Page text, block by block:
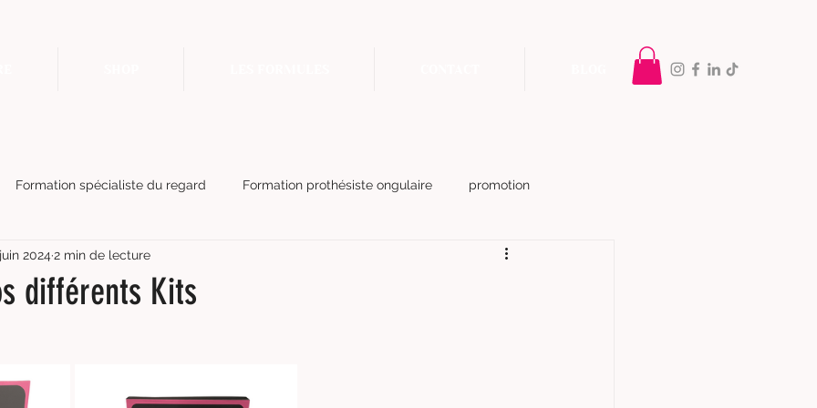
Formation spécialiste du regard Formation prothésiste ongulaire promotion
soin corps minceur
différents Kits
2024 2 min de lecture